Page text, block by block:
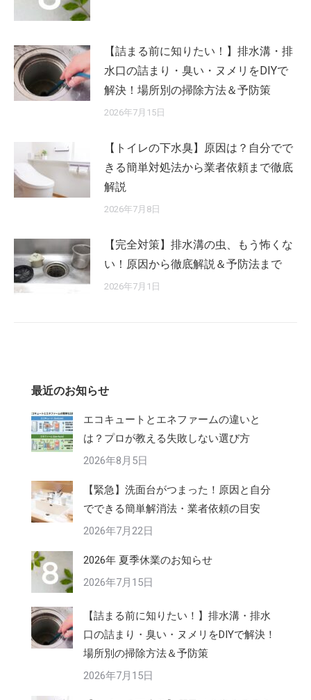
【詰まる前に知りたい！】排水溝・排
水口の詰まり・臭い・ヌメリをDIYで
解決！場所別の掃除方法＆予防策
2026年7月15日
【トイレの下水臭】原因は？自分でで
きる簡単対処法から業者依頼まで徹底
解説
2026年7月8日
【完全対策】排水溝の虫、もう怖くな
い！原因から徹底解説＆予防法まで
2026年7月1日
最近のお知らせ
エコキュートとエネファームの違いと
は？プロが教える失敗しない選び方
2026年8月5日
【緊急】洗面台がつまった！原因と自分
でできる簡単解消法・業者依頼の目安
2026年7月22日
2026年 夏季休業のお知らせ
2026年7月15日
【詰まる前に知りたい！】排水溝・排水
口の詰まり・臭い・ヌメリをDIYで解決！
場所別の掃除方法＆予防策
2026年7月15日